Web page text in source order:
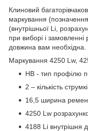
Клиновий
маркування
(внутрішньої Li,
при виборі і
довжина вам необхідна.
Маркування 4250 Lw,
HB - тип профілю
2 – кількість
16,5 ширина
4250 Lw
4188 Li внутрішня